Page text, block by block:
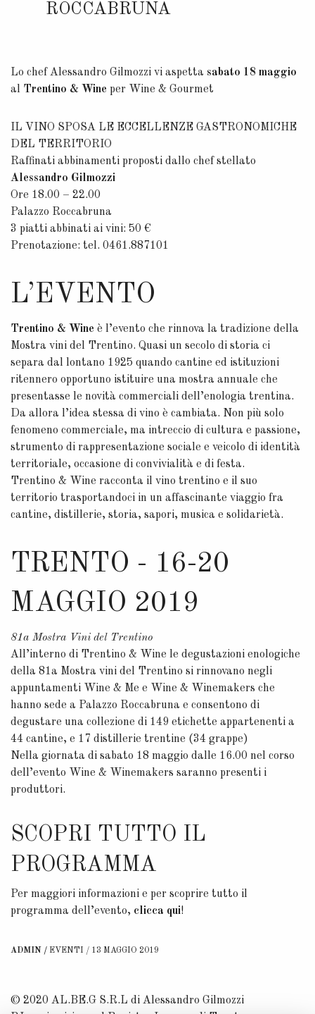
ROCCABRUNA
Lo chef Alessandro Gilmozzi vi aspetta sabato 18 maggio
al Trentino & Wine per Wine & Gourmet
IL VINO SPOSA LE ECCELLENZE GASTRONOMICHE
DEL TERRITORIO
Raffinati abbinamenti proposti dallo chef stellato
Alessandro Gilmozzi
Ore 18.00 – 22.00
Palazzo Roccabruna
3 piatti abbinati ai vini: 50 €
Prenotazione: tel. 0461.887101
L’EVENTO
Trentino & Wine è l’evento che rinnova la tradizione della
Mostra vini del Trentino. Quasi un secolo di storia ci
separa dal lontano 1925 quando cantine ed istituzioni
ritennero opportuno istituire una mostra annuale che
presentasse le novità commerciali dell’enologia trentina.
Da allora l’idea stessa di vino è cambiata. Non più solo
fenomeno commerciale, ma intreccio di cultura e passione,
strumento di rappresentazione sociale e veicolo di identità
territoriale, occasione di convivialità e di festa.
Trentino & Wine racconta il vino trentino e il suo
territorio trasportandoci in un affascinante viaggio fra
cantine, distillerie, storia, sapori, musica e solidarietà.
TRENTO - 16-20
MAGGIO 2019
81a Mostra Vini del Trentino
All’interno di Trentino & Wine le degustazioni enologiche
della 81a Mostra vini del Trentino si rinnovano negli
appuntamenti Wine & Me e Wine & Winemakers che
hanno sede a Palazzo Roccabruna e consentono di
degustare una collezione di 149 etichette appartenenti a
44 cantine, e 17 distillerie trentine (34 grappe)
Nella giornata di sabato 18 maggio dalle 16.00 nel corso
dell’evento Wine & Winemakers saranno presenti i
produttori.
SCOPRI TUTTO IL
PROGRAMMA
Per maggiori informazioni e per scoprire tutto il
programma dell’evento, clicca qui!
ADMIN EVENTI 13 MAGGIO 2019
© 2020 AL.BE.G S.R.L di Alessandro Gilmozzi